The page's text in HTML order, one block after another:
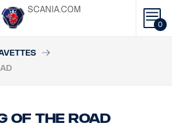
0
SCANIA.COM
of the road